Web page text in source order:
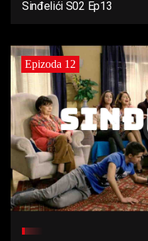
Sinđelići S02 Ep13
Epizoda 12